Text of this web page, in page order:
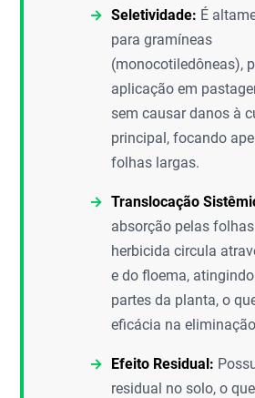
Seletividade: É
para gramíneas
(monocotiledôneas),
aplicação em
sem causar danos à
principal, focando
folhas largas.
Translocação
absorção pelas
herbicida circula
e do floema,
partes da planta, o
eficácia na
Efeito Residual:
residual no solo, o